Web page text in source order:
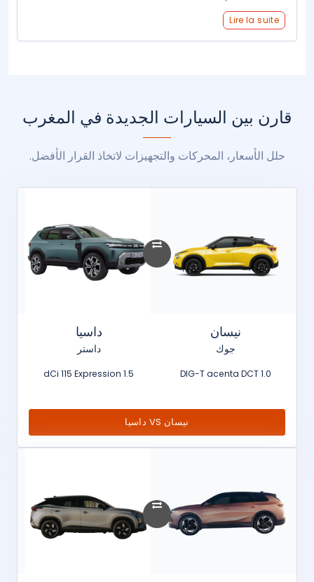
Lire la suite
قارن بين السيارات الجديدة في المغرب
حلل الأسعار، المحركات والتجهيزات لاتخاذ القرار الأفضل.
نيسان
جوك
1.0 DIG-T acenta DCT
داسيا
داستر
1.5 dCi 115 Expression
نيسان VS داسيا